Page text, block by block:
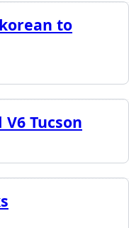
to
Tucson